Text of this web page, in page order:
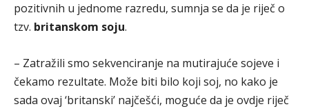
pozitivnih u jednome razredu, sumnja se da je riječ o
tzv. britanskom soju.
– Zatražili smo sekvenciranje na mutirajuće sojeve i
čekamo rezultate. Može biti bilo koji soj, no kako je
sada ovaj ‘britanski’ najčešći, moguće da je ovdje riječ